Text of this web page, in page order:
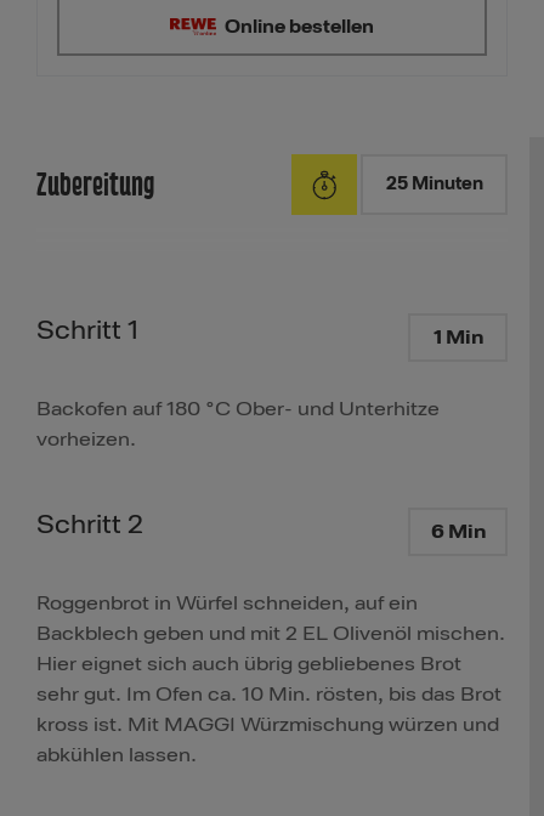
Online bestellen
Zubereitung 25 Minuten
Schritt 1 1 Min
Backofen auf 180 °C Ober- und Unterhitze
vorheizen.
Schritt 2 6 Min
Roggenbrot in Würfel schneiden, auf ein
Backblech geben und mit 2 EL Olivenöl mischen.
Hier eignet sich auch übrig gebliebenes Brot
sehr gut. Im Ofen ca. 10 Min. rösten, bis das Brot
kross ist. Mit MAGGI Würzmischung würzen und
abkühlen lassen.